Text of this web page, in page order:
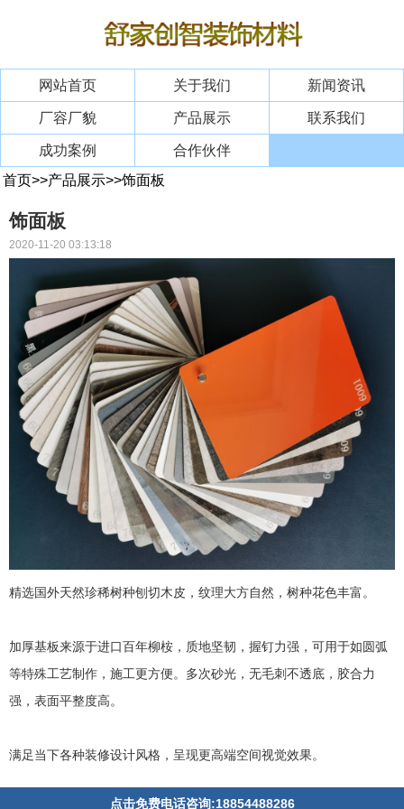
网站首页 关于我们 新闻资讯
厂容厂貌 产品展示 联系我们
成功案例
合作伙伴
首页>>产品展示>>饰面板
饰面板
2020-11-20 03:13:18
精选国外天然珍稀树种刨切木皮，纹理大方自然，树种花色丰富。
加厚基板来源于进口百年柳桉，质地坚韧，握钉力强，可用于如圆弧
等特殊工艺制作，施工更方便。多次砂光，无毛刺不透底，胶合力
强，表面平整度高。
满足当下各种装修设计风格，呈现更高端空间视觉效果。
点击免费电话咨询:18854488286